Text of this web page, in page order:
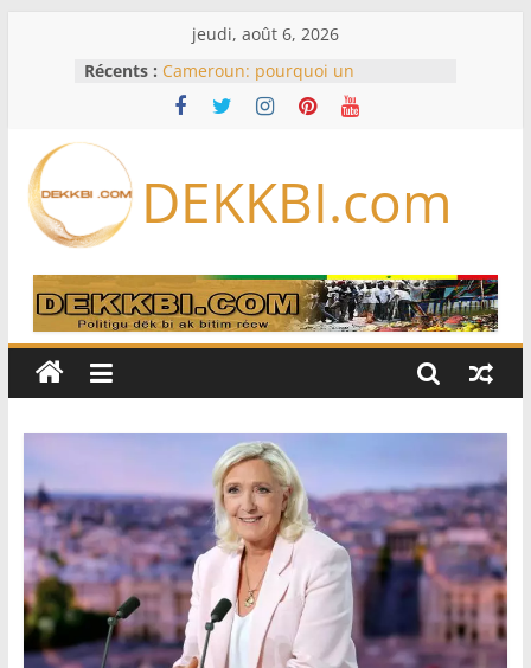
jeudi, août 6, 2026
Récents : Cameroun: pourquoi un
remaniement au sommet de
l’armée alors que Paul Biya est hors
logiciels écrits par l’IA, dominé par
Anthropic et OpenAI
Disney s’associe à TikTok pour tirer
davantage profit de ses univers
légendaires
France – Algérie: l’affaire Mehdi
policière contre le narcotrafic
DEKKBI.com